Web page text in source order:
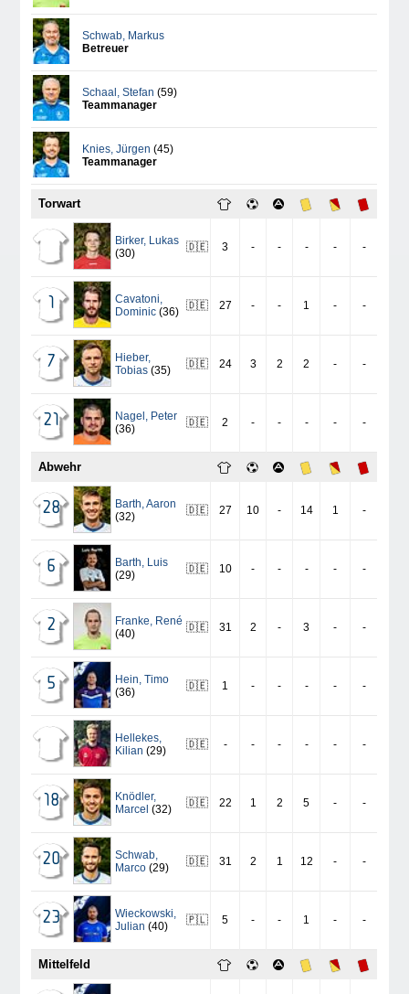
Schwab, Markus
Betreuer
Schaal ,Stefan (59)
Teammanager
Knies,Jürgen (45)
Teammanager
Torwart
Birker, Lukas
(30)
🇩🇪 3 - - - - -
1 Cavatoni,
Dominic (36) 🇩🇪 27 - - 1 - -
7 Hieber,
Tobias (35) 🇩🇪 24 3 2 2 - -
21 Nagel , Peter
(36)
🇩🇪 2 - - - - -
Abwehr
28 Barth,Aaron
(32)
🇩🇪 27 10 - 14 1 -
6 Barth, Luis
(29)
🇩🇪 10 - - - - -
2 Franke, René
(40)
🇩🇪 31 2 - 3 - -
5 Hein,Timo
(36)
🇩🇪 1 - - - - -
Hellekes,
Kilian (29) 🇩🇪 - - - - - -
18 Knödler,
Marcel (32) 🇩🇪 22 1 2 5 - -
20 Schwab,
Marco (29) 🇩🇪 31 2 1 12 - -
23 Wieckowski,
Julian (40) 🇵🇱 5 - - 1 - -
Mittelfeld